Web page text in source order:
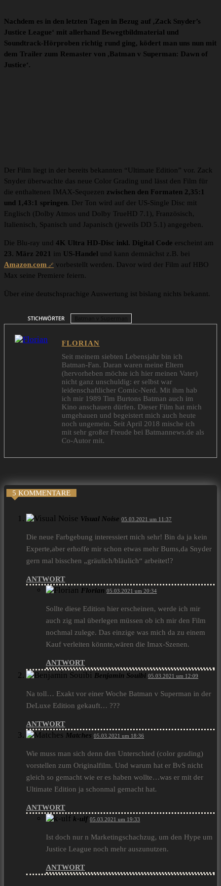
Nachdem es in den letzten Tagen in Bezug auf ,Zack Snyder’s
Justice League‘ mit allerhand Bewegtbildmaterial und
Soundtrack-Hörproben richtig rund ging, ködert man uns nun mit
dem Trailer zum Remaster von ,Batman v Superman: Dawn of
Justice‘.
Der Film liegt in der bereits bekannten “Ultimate Edition” vor. Zack
Snyder überwachte das neue Color Grading und lässt den Film für
die enthaltenen IMAX-Sequezen zwischen den Formaten 2,35:1
und 1,43:1 springen. Der Ton wird auf der US-Single Disc mit
Englisch (Dolby Atmos und Dolby TrueHD 7.1), Französisch,
Italienisch, Spanisch und Japanisch (jeweils DD 5.1) angegeben.
Die Blu-ray und 4K Ultra HD-Disc inkl. Digital Code erscheint am
23. März 2021 im US-Handel und kann demnächst z.B. bei
Amazon.com
vorbestellt werden. Davor wird der Film auf HBO
Max seine Premiere feiern.
Über eine deutschsprachige Auswertung ist bislang nichts bekannt.
STICHWÖRTER
FLORIAN
Seit meinem siebten Lebensjahr bin ich
Batman-Fan. Daran waren meine Eltern
(hervorheben möchte ich hier meinen Vater)
nicht ganz unschuldig: er selbst war
leidenschaftlicher Comic-Nerd. Mit ihm hab
ich mir 1989 Tim Burtons Batman auch im
Kino anschauen dürfen. Dieser Film hat mich
umgehauen und begeistert mich auch heute
noch ungemein. Seit April 2018 mische ich
mit sehr großer Freude bei Batmannews.de als
Co-Autor mit.
5 KOMMENTARE
Visual Noise 05.03.2021 um 11:37
Die neue Farbgebung interessiert mich sehr! Bin da ja kein
Experte,aber erhoffe mir schon etwas mehr Bums,da Snyder
gern mal bisschen „gräulich/bläulich“ arbeitet!?
ANTWORT
Florian 05.03.2021 um 20:34
Sollte diese Edition hier erscheinen, werde ich mir
auch zig mal überlegen müssen ob ich mir den Film
nochmal zulege. Das einzige was mich da zu einem
Kauf verleiten könnte,wären die Imax-Szenen.
ANTWORT
Benjamin Souibi 05.03.2021 um 12:09
Na toll… Exakt vor einer Woche Batman v Superman in der
DeLuxe Edition gekauft… ???
ANTWORT
Matches 05.03.2021 um 18:36
Wie muss man sich denn den Unterschied (color grading)
vorstellen zum Originalfilm. Und warum hat er BvS nicht
gleich so gemacht wie er es haben wollte…was er mit der
Ultimate Edition ja schonmal gemacht hat.
ANTWORT
k-ulf 05.03.2021 um 19:33
Ist doch nur n Marketingschachzug, um den Hype um
Justice League noch mehr auszunutzen.
ANTWORT